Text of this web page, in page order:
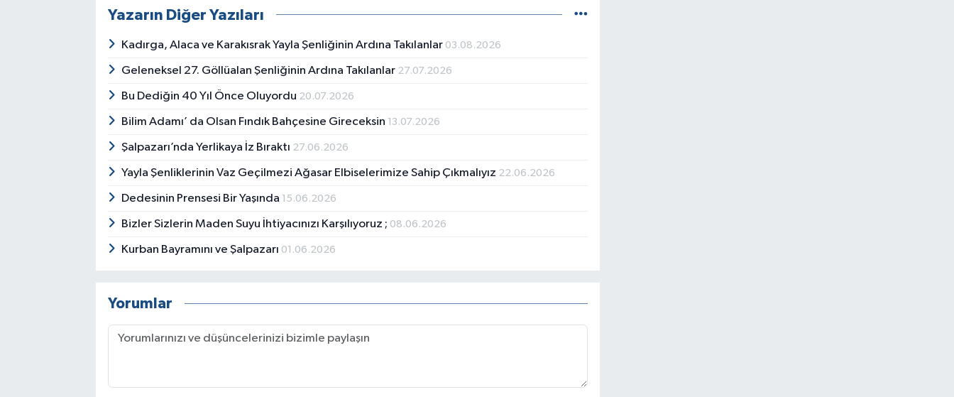
Yazarın Diğer Yazıları
Kadırga, Alaca ve Karakısrak Yayla Şenliğinin Ardına Takılanlar 03.08.2026
Geleneksel 27. Göllüalan Şenliğinin Ardına Takılanlar 27.07.2026
Bu Dediğin 40 Yıl Önce Oluyordu 20.07.2026
Bilim Adamı’ da Olsan Fındık Bahçesine Gireceksin 13.07.2026
Şalpazarı’nda Yerlikaya İz Bıraktı 27.06.2026
Yayla Şenliklerinin Vaz Geçilmezi Ağasar Elbiselerimize Sahip Çıkmalıyız 22.06.2026
Dedesinin Prensesi Bir Yaşında 15.06.2026
Bizler Sizlerin Maden Suyu İhtiyacınızı Karşılıyoruz ; 08.06.2026
Kurban Bayramını ve Şalpazarı 01.06.2026
Yorumlar